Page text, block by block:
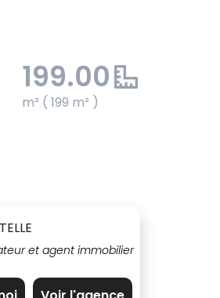
199.00
m² ( 199 m² )
et agent immobilier